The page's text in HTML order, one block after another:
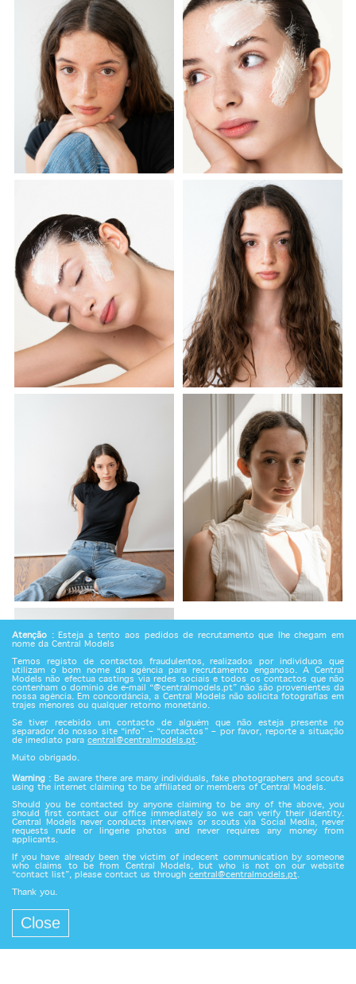
Atenção : Esteja a tento aos pedidos de recrutamento que lhe chegam em
nome da Central Models
Temos registo de contactos fraudulentos, realizados por indivíduos que
utilizam o bom nome da agência para recrutamento enganoso. A Central
Models não efectua castings via redes sociais e todos os contactos que não
contenham o domínio de e-mail “@centralmodels.pt” não são provenientes da
nossa agência. Em concordância, a Central Models não solicita fotografias em
trajes menores ou qualquer retorno monetário.
Se tiver recebido um contacto de alguém que não esteja presente no
separador do nosso site “info” – “contactos” – por favor, reporte a situação
de imediato para central@centralmodels.pt.
Muito obrigado.
Warning : Be aware there are many individuals, fake photographers and scouts
using the internet claiming to be affiliated or members of Central Models.
Should you be contacted by anyone claiming to be any of the above, you
should first contact our office immediately so we can verify their identity.
Central Models never conducts interviews or scouts via Social Media, never
requests nude or lingerie photos and never requires any money from
applicants.
If you have already been the victim of indecent communication by someone
who claims to be from Central Models, but who is not on our website
“contact list”, please contact us through central@centralmodels.pt.
Thank you.
Close